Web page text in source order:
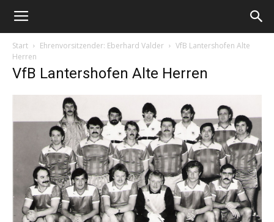
Start Ehrenvorsitzender: Eberhard Valder
VfB Lantershofen Alte
Herren
VfB Lantershofen Alte Herren